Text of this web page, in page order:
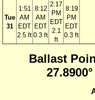
Tue
31
1:51
AM
EDT
2.5 ft
8:12
AM
EDT
0.3 ft
2:17
PM
EDT
2.1
ft
8:19
PM
EDT
0.3 ft
Ballast